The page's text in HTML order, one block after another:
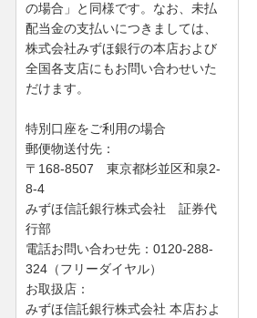
の場合」と同様です。なお、未払
配当金の支払いにつきましては、
株式会社みずほ銀行の本店および
全国各支店にもお問い合わせいた
だけます。
特別口座をご利用の場合
郵便物送付先：
〒168-8507 東京都杉並区和泉2-
8-4
みずほ信託銀行株式会社 証券代
行部
電話お問い合わせ先：0120-288-
324（フリーダイヤル）
お取扱店：
みずほ信託銀行株式会社 本店およ